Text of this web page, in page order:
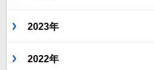
2023年
2022年